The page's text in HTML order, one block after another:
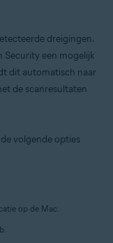
dreigingen.
Security een mogelijk
dit automatisch naar
de scanresultaten
volgende opties
op de Mac.